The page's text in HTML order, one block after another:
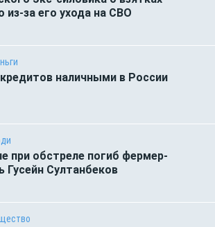
из-за его ухода на СВО
наличными в России
при обстреле погиб фермер-
Гусейн Султанбеков